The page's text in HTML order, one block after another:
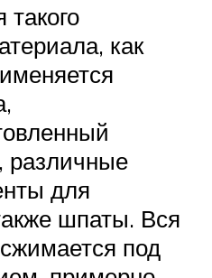
такого
как
различные
для
шпаты. Вся
под